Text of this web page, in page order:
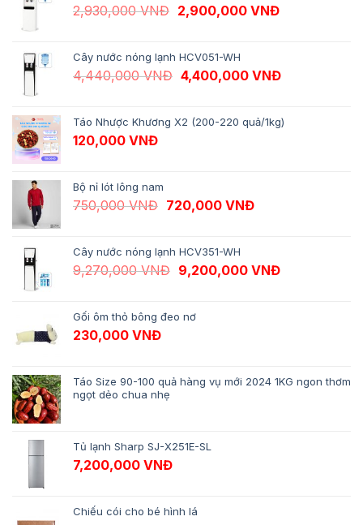
2,930,000VNĐ Giá gốc là: 2,930,000 VNĐ.
2,900,000 VNĐGiá hiện tại
Cây nước nóng lạnh HCV051-WH
4,440,000VNĐ Giá gốc là: 4,440,000 VNĐ.
4,400,000 VNĐGiá hiện tại
Táo Nhược Khương X2 (200-220 quả/1kg)
120,000 VNĐ
Bộ nỉ lót lông nam
750,000VNĐ Giá gốc là: 750,000 VNĐ.
720,000 VNĐGiá hiện tại là:
Cây nước nóng lạnh HCV351-WH
9,270,000VNĐ Giá gốc là: 9,270,000 VNĐ.
9,200,000 VNĐGiá hiện tại
Gối ôm thỏ bông đeo nơ
230,000 VNĐ
Táo Size 90-100 quả hàng vụ mới 2024 1KG ngon thơm
ngọt dẻo chua nhẹ
Tủ lạnh Sharp SJ-X251E-SL
7,200,000 VNĐ
Chiếu cói cho bé hình lá